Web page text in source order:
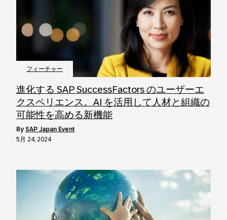
フィーチャー
進化する SAP SuccessFactors のユーザーエ
クスペリエンス。AI を活用して人材と組織の
可能性を高める新機能
by SAP Japan Event
5月 24, 2024